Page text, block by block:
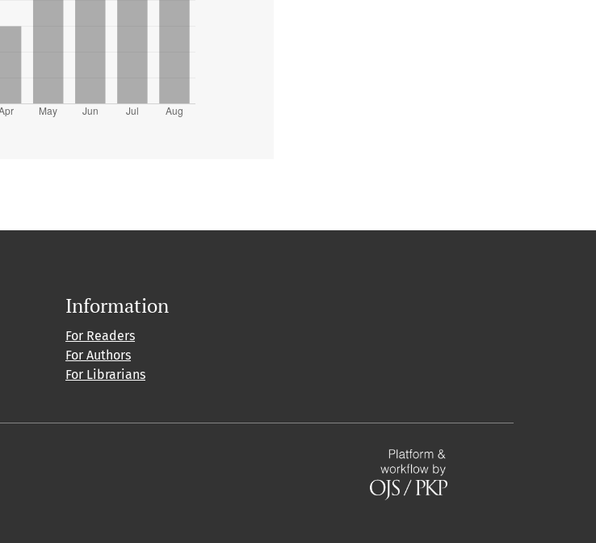
Information
For Readers
For Authors
For Librarians